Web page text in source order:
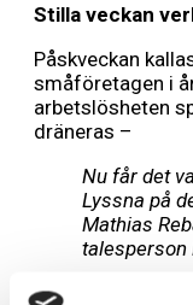
Stilla veckan
Påskveckan
småföretagen i
arbetslösheten
dräneras –
Nu får det
Lyssna på
Mathias
talesperson
Vi har kommit in